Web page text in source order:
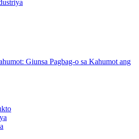
Giunsa Pagbag-o sa Kahumot ang